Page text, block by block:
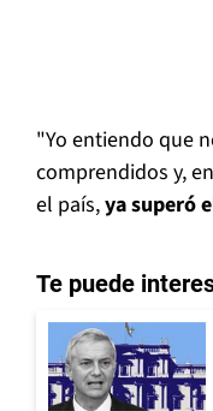
"Yo entiendo que
comprendidos y,
el país,ya superó
Te puede